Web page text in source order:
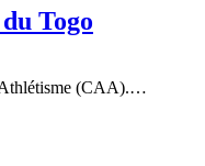
Togo
(CAA).…